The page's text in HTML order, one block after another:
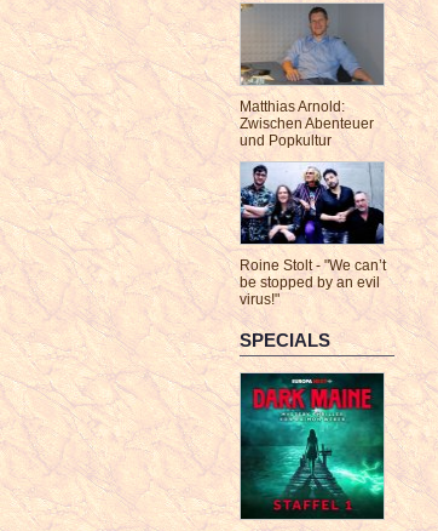
Matthias Arnold:
Zwischen Abenteuer
und Popkultur
Roine Stolt - "We can’t
be stopped by an evil
virus!"
SPECIALS